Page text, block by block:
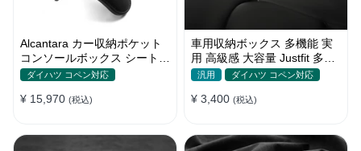
Alcantara カー収納ポケット
コンソールボックス シートポ
ケット 隙間ポケットセット
ダイハツ コペン対応
¥ 15,970 (税込)
車用収納ボックス 多機能 実
用 高級感 大容量 Justfit 多色
シートポケット ギャップ 隙
汎用 ダイハツ コペン対応
¥ 3,400 (税込)